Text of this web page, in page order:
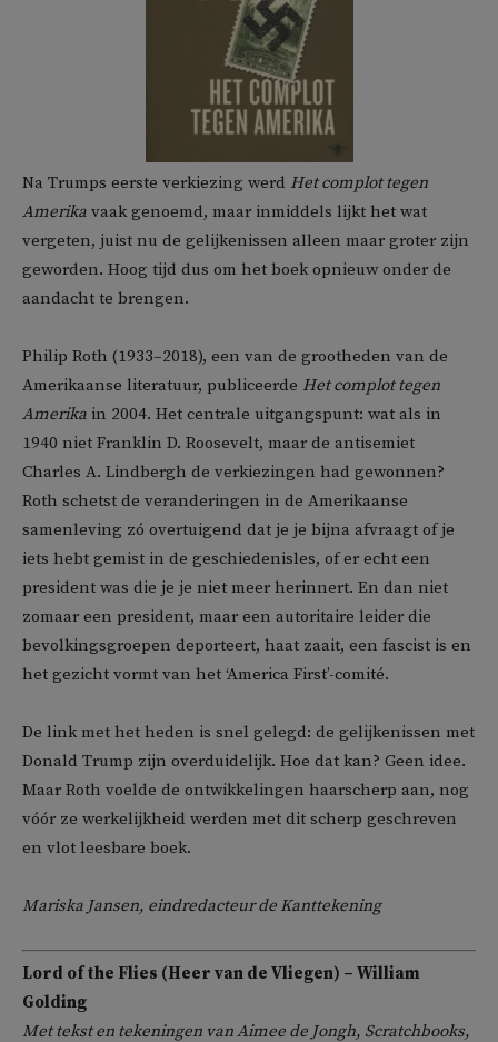
Na Trumps eerste verkiezing werd Het complot tegen
Amerika vaak genoemd, maar inmiddels lijkt het wat
vergeten, juist nu de gelijkenissen alleen maar groter zijn
geworden. Hoog tijd dus om het boek opnieuw onder de
aandacht te brengen.
Philip Roth (1933–2018), een van de grootheden van de
Amerikaanse literatuur, publiceerde Het complot tegen
Amerika in 2004. Het centrale uitgangspunt: wat als in
1940 niet Franklin D. Roosevelt, maar de antisemiet
Charles A. Lindbergh de verkiezingen had gewonnen?
Roth schetst de veranderingen in de Amerikaanse
samenleving zó overtuigend dat je je bijna afvraagt of je
iets hebt gemist in de geschiedenisles, of er echt een
president was die je je niet meer herinnert. En dan niet
zomaar een president, maar een autoritaire leider die
bevolkingsgroepen deporteert, haat zaait, een fascist is en
het gezicht vormt van het ‘America First’-comité.
De link met het heden is snel gelegd: de gelijkenissen met
Donald Trump zijn overduidelijk. Hoe dat kan? Geen idee.
Maar Roth voelde de ontwikkelingen haarscherp aan, nog
vóór ze werkelijkheid werden met dit scherp geschreven
en vlot leesbare boek.
Mariska Jansen, eindredacteur de Kanttekening
Lord of the Flies (Heer van de Vliegen) – William
Golding
Met tekst en tekeningen van Aimee de Jongh, Scratchbooks,